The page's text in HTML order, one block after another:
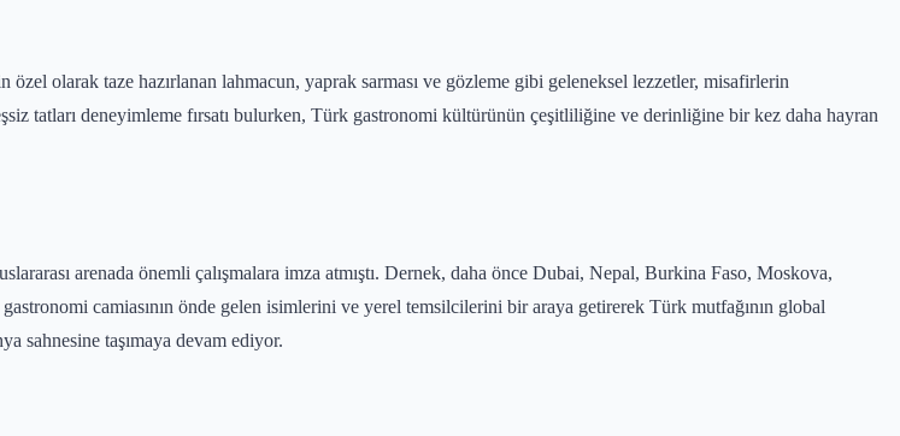
olarak taze hazırlanan lahmacun, yaprak sarması ve gözleme gibi geleneksel lezzetler, misafirlerin
tatları deneyimleme fırsatı bulurken, Türk gastronomi kültürünün çeşitliliğine ve derinliğine bir kez daha hayran
arenada önemli çalışmalara imza atmıştı. Dernek, daha önce Dubai, Nepal, Burkina Faso, Moskova,
camiasının önde gelen isimlerini ve yerel temsilcilerini bir araya getirerek Türk mutfağının global
sahnesine taşımaya devam ediyor.